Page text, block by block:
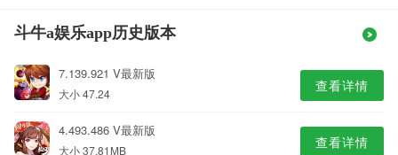
斗牛a娱乐app历史版本
7.139.921 V最新版
大小 47.24 查看详情
4.493.486 V最新版
大小 37.81MB 查看详情